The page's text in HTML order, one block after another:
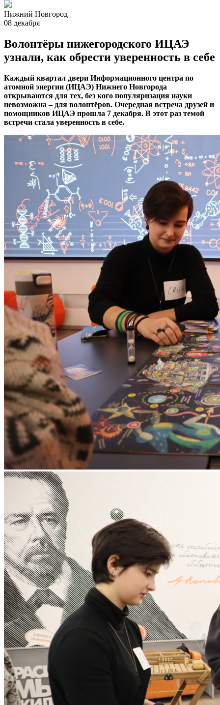
Нижний Новгород
08 декабря
Волонтёры нижегородского ИЦАЭ
узнали, как обрести уверенность в себе
Каждый квартал двери Информационного центра по
атомной энергии (ИЦАЭ) Нижнего Новгорода
открываются для тех, без кого популяризация науки
невозможна – для волонтёров. Очередная встреча друзей и
помощников ИЦАЭ прошла 7 декабря. В этот раз темой
встречи стала уверенность в себе.